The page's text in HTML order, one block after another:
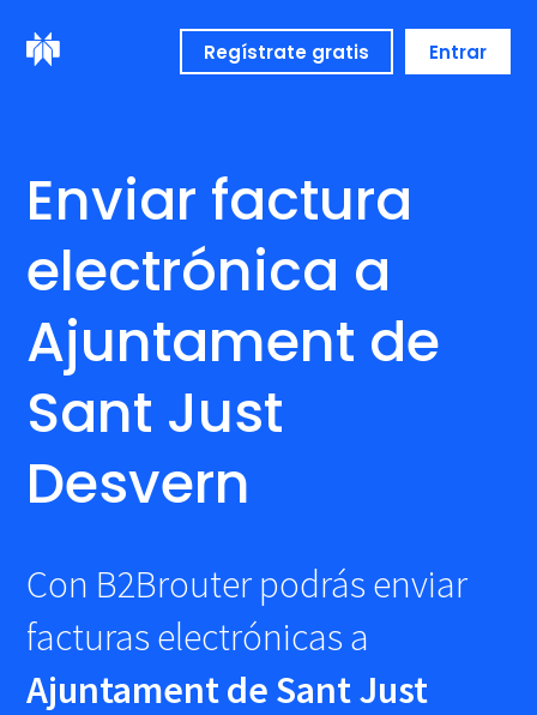
Regístrate gratis Entrar
Enviar factura
electrónica a
Ajuntament de
Sant Just
Desvern
Con B2Brouter podrás enviar
facturas electrónicas a
Ajuntament de Sant Just